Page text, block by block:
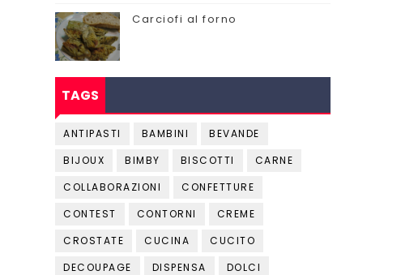
Carciofi al forno
TAGS
ANTIPASTI BAMBINI
BEVANDE
BIJOUX
BIMBY BISCOTTI
CARNE
COLLABORAZIONI
CONFETTURE
CONTEST
CONTORNI
CREME
CROSTATE
CUCINA
CUCITO
DECOUPAGE
DISPENSA
DOLCI